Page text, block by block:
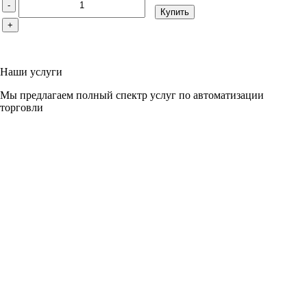
-
+
Купить
Наши услуги
Мы предлагаем полный спектр услуг по автоматизации
торговли